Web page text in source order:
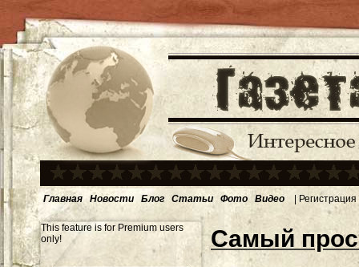
Главная Новости Блог Статьи Фото Видео | Регистрация
This feature is for Premium users
only!
Самый